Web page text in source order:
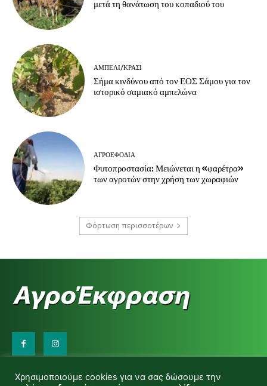
μετά τη θανάτωση του κοπαδιού του
ΑΜΠΈΛΙ/ΚΡΑΣΊ
Σήμα κινδύνου από τον ΕΟΣ Σάμου για τον
ιστορικό σαμιακό αμπελώνα
ΑΓΡΟΕΦΌΔΙΑ
Φυτοπροστασία: Μειώνεται η «φαρέτρα»
των αγροτών στην χρήση των χωραφιών
Φόρτωση περισσοτέρων
d.makas@yahoo.gr
Χρησιμοποιούμε cookies για να σας δώσουμε την